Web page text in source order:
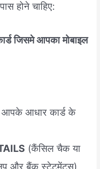
होने चाहिए:
जिसमे आपका मोबाइल
आपके आधार कार्ड के
(कैंसिल चैक या
और बैंक स्टेट्मेंट्स)